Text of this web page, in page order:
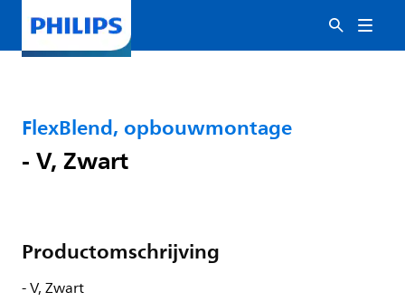
FlexBlend, opbouwmontage
- V, Zwart
Productomschrijving
- V, Zwart